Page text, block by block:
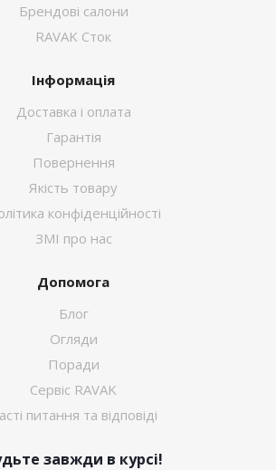
Брендові салони
RAVAK Сток
Інформація
Доставка і оплата
Гарантія
Повернення
Якість товару
конфіденційності
ЗМІ про нас
Допомога
Блог
Огляди
Поради
Сервіс RAVAK
питання та відповіді
завжди в курсі!